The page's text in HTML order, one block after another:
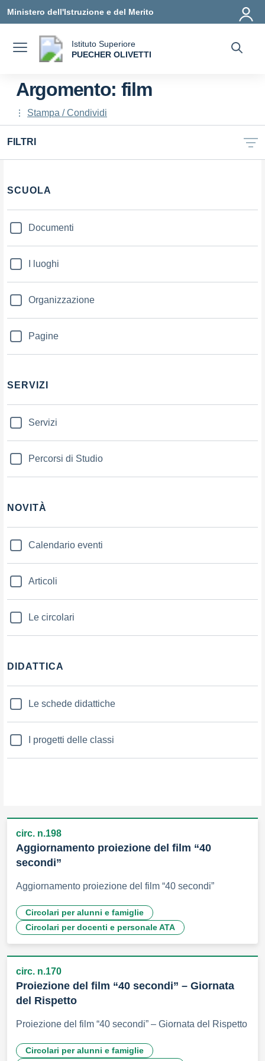
Ministero dell'Istruzione e del Merito
Istituto Superiore
PUECHER OLIVETTI
Argomento: film
Stampa / Condividi
FILTRI
Filtri
SCUOLA
Documenti
I luoghi
Organizzazione
Pagine
SERVIZI
Servizi
Percorsi di Studio
NOVITÀ
Calendario eventi
Articoli
Le circolari
DIDATTICA
Le schede didattiche
I progetti delle classi
circ. n.198
Aggiornamento proiezione del film “40
secondi”
Aggiornamento proiezione del film “40 secondi”
Circolari per alunni e famiglie
Circolari per docenti e personale ATA
circ. n.170
Proiezione del film “40 secondi” – Giornata
del Rispetto
Proiezione del film “40 secondi” – Giornata del Rispetto
Circolari per alunni e famiglie